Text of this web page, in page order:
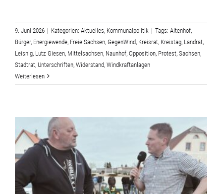
9. Juni 2026 | Kategorien: Aktuelles, Kommunalpolitik | Tags: Altenhof,
Bürger, Energiewende, Freie Sachsen, GegenWind, Kreisrat, Kreistag, Landrat,
Leisnig, Lutz Giesen, Mittelsachsen, Naunhof, Opposition, Protest, Sachsen,
Stadtrat, Unterschriften, Widerstand, Windkraftanlagen
Weiterlesen